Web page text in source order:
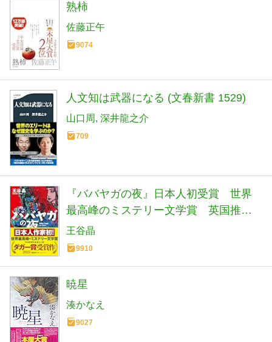
熟柿
佐藤正午
9074
人文知は武器になる (文春新書 1529)
山口周 深井龍之介
709
『ババヤガの夜』日本人初受賞 世界
最高峰のミステリー文学賞 英国推理
作家協会賞(ダガー賞） (河出文庫 お 46-
1)
王谷晶
9910
暁星
湊かなえ
9027